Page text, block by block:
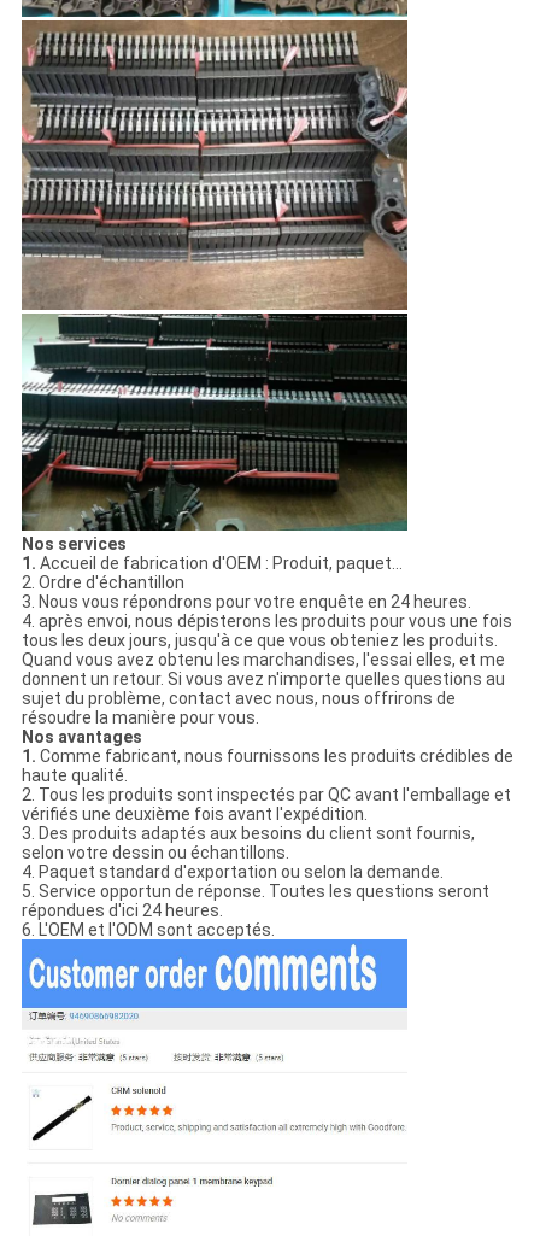
Nos services
1. Accueil de fabrication d'OEM : Produit, paquet…
2. Ordre d'échantillon
3. Nous vous répondrons pour votre enquête en 24 heures.
4. après envoi, nous dépisterons les produits pour vous une fois
tous les deux jours, jusqu'à ce que vous obteniez les produits.
Quand vous avez obtenu les marchandises, l'essai elles, et me
donnent un retour. Si vous avez n'importe quelles questions au
sujet du problème, contact avec nous, nous offrirons de
résoudre la manière pour vous.
Nos avantages
1. Comme fabricant, nous fournissons les produits crédibles de
haute qualité.
2. Tous les produits sont inspectés par QC avant l'emballage et
vérifiés une deuxième fois avant l'expédition.
3. Des produits adaptés aux besoins du client sont fournis,
selon votre dessin ou échantillons.
4. Paquet standard d'exportation ou selon la demande.
5. Service opportun de réponse. Toutes les questions seront
répondues d'ici 24 heures.
6. L'OEM et l'ODM sont acceptés.